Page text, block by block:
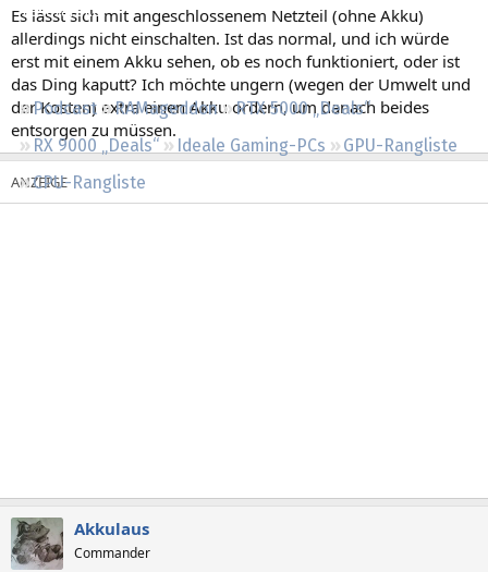
Leserartikel
Regeln
Podcast RAMageddon
RTX 5000 „Deals“
RX 9000 „Deals“
Ideale Gaming-PCs
GPU-Rangliste
CPU-Rangliste
Es lässt sich mit angeschlossenem Netzteil (ohne Akku)
allerdings nicht einschalten. Ist das normal, und ich würde
erst mit einem Akku sehen, ob es noch funktioniert, oder ist
das Ding kaputt? Ich möchte ungern (wegen der Umwelt und
der Kosten) extra einen Akku ordern, um danach beides
entsorgen zu müssen.
Akkulaus
Commander